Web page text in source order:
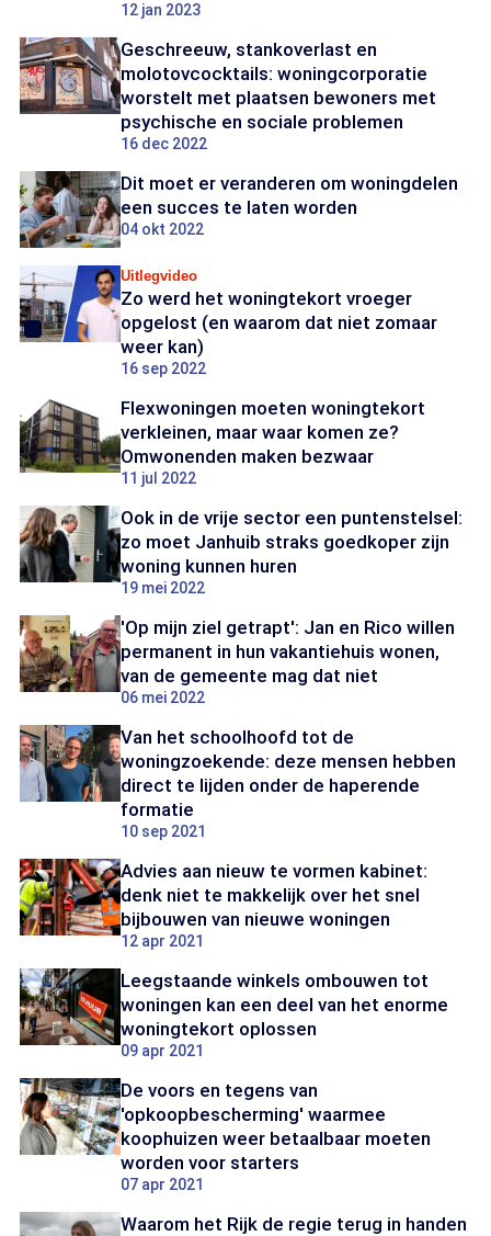
12 jan 2023
Geschreeuw, stankoverlast en
molotovcocktails: woningcorporatie
worstelt met plaatsen bewoners met
psychische en sociale problemen
16 dec 2022
Dit moet er veranderen om woningdelen
een succes te laten worden
04 okt 2022
Uitlegvideo
Zo werd het woningtekort vroeger
opgelost (en waarom dat niet zomaar
weer kan)
16 sep 2022
Flexwoningen moeten woningtekort
verkleinen, maar waar komen ze?
Omwonenden maken bezwaar
11 jul 2022
Ook in de vrije sector een puntenstelsel:
zo moet Janhuib straks goedkoper zijn
woning kunnen huren
19 mei 2022
'Op mijn ziel getrapt': Jan en Rico willen
permanent in hun vakantiehuis wonen,
van de gemeente mag dat niet
06 mei 2022
Van het schoolhoofd tot de
woningzoekende: deze mensen hebben
direct te lijden onder de haperende
formatie
10 sep 2021
Advies aan nieuw te vormen kabinet:
denk niet te makkelijk over het snel
bijbouwen van nieuwe woningen
12 apr 2021
Leegstaande winkels ombouwen tot
woningen kan een deel van het enorme
woningtekort oplossen
09 apr 2021
De voors en tegens van
'opkoopbescherming' waarmee
koophuizen weer betaalbaar moeten
worden voor starters
07 apr 2021
Waarom het Rijk de regie terug in handen